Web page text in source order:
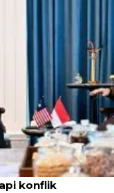
dengan
konflik